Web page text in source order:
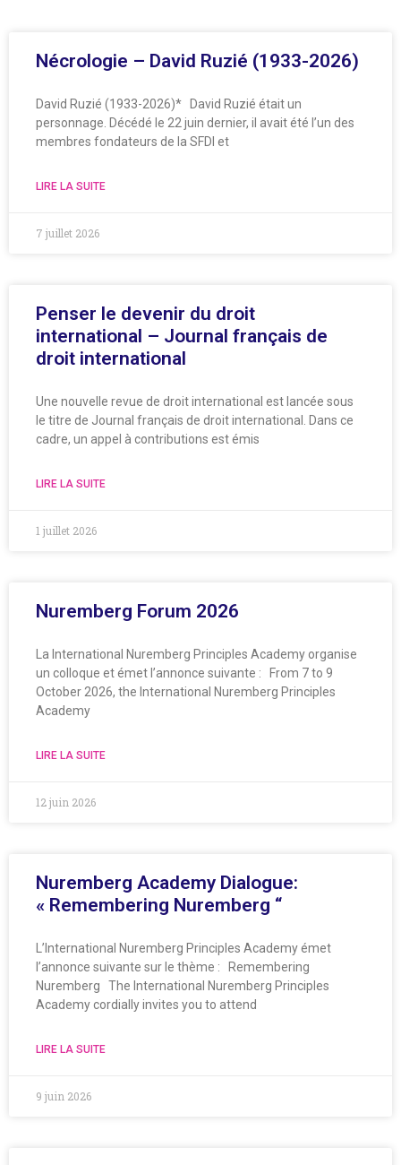
Nécrologie – David Ruzié (1933-2026)
David Ruzié (1933-2026)* David Ruzié était un
personnage. Décédé le 22 juin dernier, il avait été l’un des
membres fondateurs de la SFDI et
LIRE LA SUITE
7 juillet 2026
Penser le devenir du droit
international – Journal français de
droit international
Une nouvelle revue de droit international est lancée sous
le titre de Journal français de droit international. Dans ce
cadre, un appel à contributions est émis
LIRE LA SUITE
1 juillet 2026
Nuremberg Forum 2026
La International Nuremberg Principles Academy organise
un colloque et émet l’annonce suivante : From 7 to 9
October 2026, the International Nuremberg Principles
Academy
LIRE LA SUITE
12 juin 2026
Nuremberg Academy Dialogue:
« Remembering Nuremberg “
L’International Nuremberg Principles Academy émet
l’annonce suivante sur le thème : Remembering
Nuremberg The International Nuremberg Principles
Academy cordially invites you to attend
LIRE LA SUITE
9 juin 2026